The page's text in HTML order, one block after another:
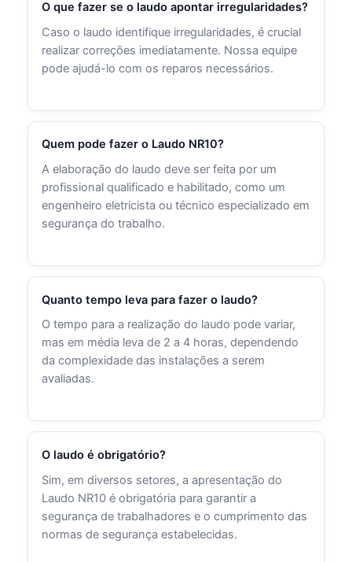
O que fazer se o laudo apontar irregularidades?
Caso o laudo identifique irregularidades, é crucial
realizar correções imediatamente. Nossa equipe
pode ajudá-lo com os reparos necessários.
Quem pode fazer o Laudo NR10?
A elaboração do laudo deve ser feita por um
profissional qualificado e habilitado, como um
engenheiro eletricista ou técnico especializado em
segurança do trabalho.
Quanto tempo leva para fazer o laudo?
O tempo para a realização do laudo pode variar,
mas em média leva de 2 a 4 horas, dependendo
da complexidade das instalações a serem
avaliadas.
O laudo é obrigatório?
Sim, em diversos setores, a apresentação do
Laudo NR10 é obrigatória para garantir a
segurança de trabalhadores e o cumprimento das
normas de segurança estabelecidas.